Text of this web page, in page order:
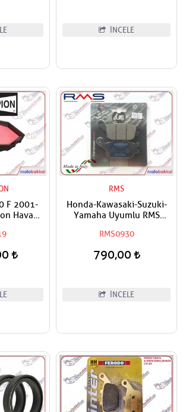
İNCELE
F 2001-
Hava
RMS
Honda-Kawasaki-Suzuki-
Yamaha Uyumlu RMS
RMS0930
790,00
İNCELE